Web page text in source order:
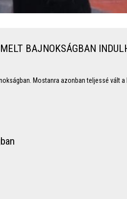
BAJNOKSÁGBAN
Mostanra azonban teljessé vált a